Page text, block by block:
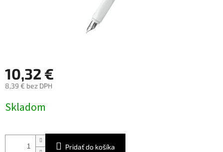
10,32 €
8,39 € bez DPH
cena:
Skladom
Pridať do košíka